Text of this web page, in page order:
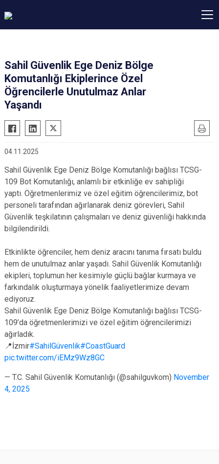
Sahil Güvenlik Ege Deniz Bölge
Komutanlığı Ekiplerince Özel
Öğrencilerle Unutulmaz Anlar
Yaşandı
04.11.2025
Sahil Güvenlik Ege Deniz Bölge Komutanlığı bağlısı TCSG-
109 Bot Komutanlığı, anlamlı bir etkinliğe ev sahipliği
yaptı. Öğretmenlerimiz ve özel eğitim öğrencilerimiz, bot
personeli tarafından ağırlanarak deniz görevleri, Sahil
Güvenlik teşkilatının çalışmaları ve deniz güvenliği hakkında
bilgilendirildi.
Etkinlikte öğrenciler, hem deniz aracını tanıma fırsatı buldu
hem de unutulmaz anlar yaşadı. Sahil Güvenlik Komutanlığı
ekipleri, toplumun her kesimiyle güçlü bağlar kurmaya ve
farkındalık oluşturmaya yönelik faaliyetlerimize devam
ediyoruz.
Sahil Güvenlik Ege Deniz Bölge Komutanlığı bağlısı TCSG-
109’da öğretmenlerimizi ve özel eğitim öğrencilerimizi
ağırladık.
📍İzmir#SahilGüvenlik#CoastGuard
pic.twitter.com/iEMz9Wz8GC
— T.C. Sahil Güvenlik Komutanlığı (@sahilguvkom) November
4, 2025